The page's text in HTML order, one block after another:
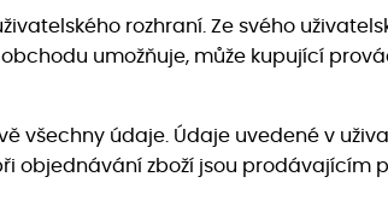
rozhraní. Ze svého
umožňuje, může kupující
všechny údaje. Údaje uvedené v
objednávání zboží jsou prodávajícím